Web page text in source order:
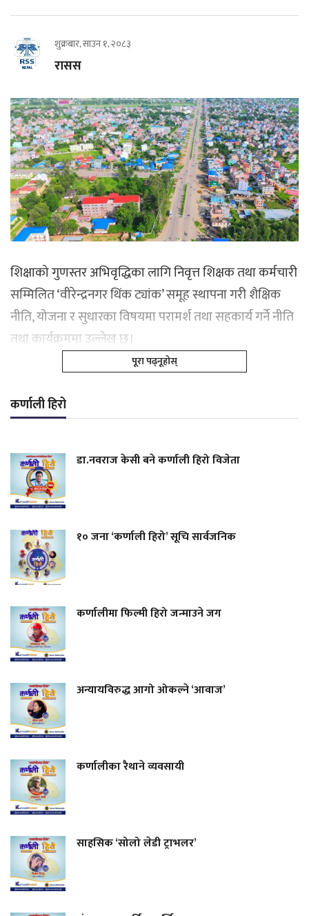
शुक्रबार, साउन १, २०८३
रासस
शिक्षाको गुणस्तर अभिवृद्धिका लागि निवृत्त शिक्षक तथा कर्मचारी
सम्मिलित ‘वीरेन्द्रनगर थिंक ट्यांक’ समूह स्थापना गरी शैक्षिक
नीति, योजना र सुधारका विषयमा परामर्श तथा सहकार्य गर्ने नीति
तथा कार्यक्रममा उल्लेख छ।
पूरा पढ्नूहोस्
कर्णाली हिरो
डा.नवराज केसी बने कर्णाली हिरो विजेता
१० जना ‘कर्णाली हिरो’ सूचि सार्वजनिक
कर्णालीमा फिल्मी हिरो जन्माउने जग
अन्यायविरुद्ध आगो ओकल्ने ‘आवाज’
कर्णालीका रैथाने व्यवसायी
साहसिक ‘सोलो लेडी ट्राभलर’